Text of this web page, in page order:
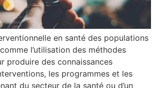
en santé des populations
l’utilisation des méthodes
produire des connaissances
les programmes et les
du secteur de la santé ou d’un